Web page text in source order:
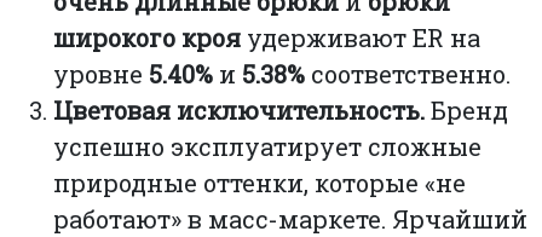
широкого кроя удерживают ER на
уровне 5.40% и 5.38% соответственно.
Цветовая исключительность.Бренд
успешно эксплуатирует сложные
природные оттенки, которые «не
работают» в масс-маркете. Ярчайший